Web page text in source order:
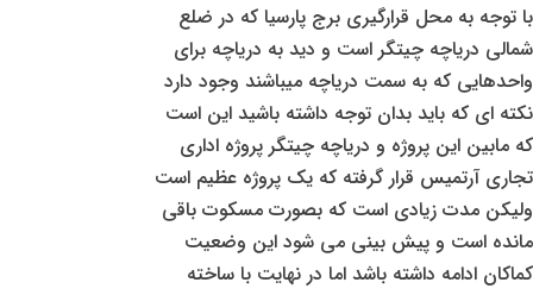
با توجه به محل قرارگیری برج پارسیا که در ضلع
شمالی دریاچه چیتگر است و دید به دریاچه برای
واحدهایی که به سمت دریاچه میباشند وجود دارد
نکته ای که باید بدان توجه داشته باشید این است
که مابین این پروژه و دریاچه چیتگر پروژه اداری
تجاری آرتمیس قرار گرفته که یک پروژه عظیم است
ولیکن مدت زیادی است که بصورت مسکوت باقی
مانده است و پیش بینی می شود این وضعیت
کماکان ادامه داشته باشد اما در نهایت با ساخته